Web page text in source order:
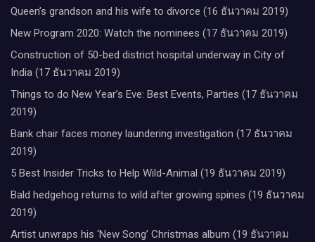
Queen’s grandson and his wife to divorce (16 ธันวาคม 2019)
New Program 2020: Watch the nominees (17 ธันวาคม 2019)
Construction of 50-bed district hospital underway in City of
India (17 ธันวาคม 2019)
Things to do New Year’s Eve: Best Events, Parties (17 ธันวาคม
2019)
Bank chair faces money laundering investigation (17 ธันวาคม
2019)
5 Best Insider Tricks to Help Wild-Animal (19 ธันวาคม 2019)
Bald hedgehog returns to wild after growing spines (19 ธันวาคม
2019)
Artist unwraps his ‘New Song’ Christmas album (19 ธันวาคม